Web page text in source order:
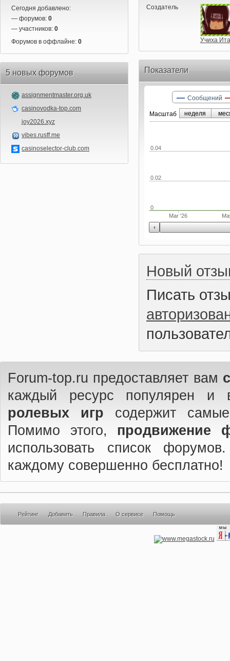
Сегодня добавлено:
— форумов: 0
— участников: 0
Форумов в оффлайне: 0
5 новых форумов
assignmentmaster.org.uk
casinovodka-top.com
joy2026.xyz
vibes.rusff.me
casinoselector-club.com
Создатель
Учиха
Показатели
Маcштаб
Mar '26
0
0.02
0.04
Сообщений
неделя
Новый
Писать
Forum-top.ru предоставляет вам
каждый ресурс популярен
ролевых игр содержит
Помимо этого, продвижение
использовать список
каждому совершенно бесплатно!
Рейтинг Добавить Правила О сервисе Помощь